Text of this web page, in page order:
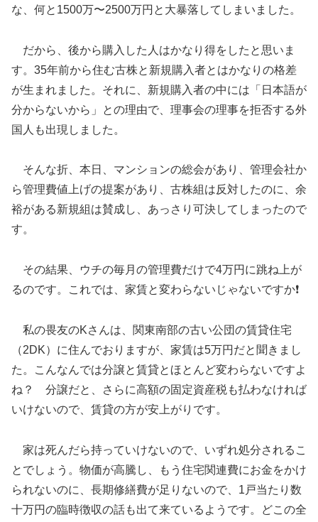
な、何と1500万〜2500万円と大暴落してしまいました。
だから、後から購入した人はかなり得をしたと思いま
す。35年前から住む古株と新規購入者とはかなりの格差
が生まれました。それに、新規購入者の中には「日本語が
分からないから」との理由で、理事会の理事を拒否する外
国人も出現しました。
そんな折、本日、マンションの総会があり、管理会社か
ら管理費値上げの提案があり、古株組は反対したのに、余
裕がある新規組は賛成し、あっさり可決してしまったので
す。
その結果、ウチの毎月の管理費だけで4万円に跳ね上が
るのです。これでは、家賃と変わらないじゃないですか❗️
私の畏友のKさんは、関東南部の古い公団の賃貸住宅
（2DK）に住んでおりますが、家賃は5万円だと聞きまし
た。こんなんでは分譲と賃貸とほとんど変わらないですよ
ね？ 分譲だと、さらに高額の固定資産税も払わなければ
いけないので、賃貸の方が安上がりです。
家は死んだら持っていけないので、いずれ処分されるこ
とでしょう。物価が高騰し、もう住宅関連費にお金をかけ
られないのに、長期修繕費が足りないので、1戸当たり数
十万円の臨時徴収の話も出て来ているようです。どこの全